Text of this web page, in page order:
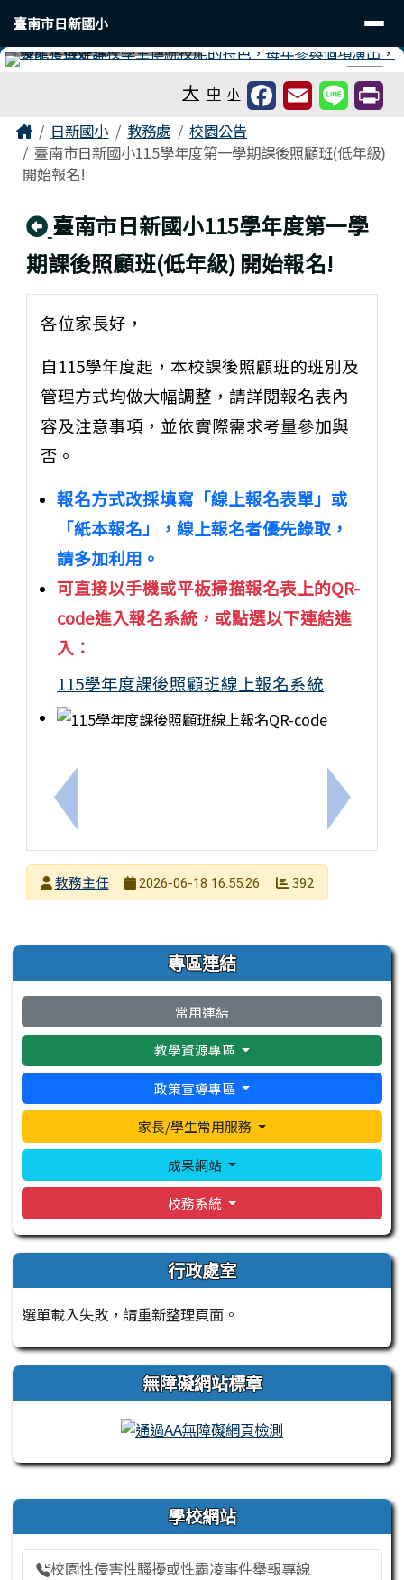
臺南市日新國小
導覽列
臺南市日新國小
⏸
大 中 小
主內容區域
Home日新國小 教務處
校園公告
臺南市日新國小115學年度第一學期課後照顧班(低年級)
開始報名!
回上頁
臺南市日新國小115學年度第一學
期課後照顧班(低年級) 開始報名!
上一筆：臺南市日新國小115學年度第一學期課後照
各位家長好，
自115學年度起，本校課後照顧班的班別及
管理方式均做大幅調整，請詳閱報名表內
容及注意事項，並依實際需求考量參加與
否。
報名方式改採填寫「線上報名表單」或
「紙本報名」，線上報名者優先錄取，
請多加利用。
可直接以手機或平板掃描報名表上的QR-
code進入報名系統，或點選以下連結進
入：
115學年度課後照顧班線上報名系統
下一筆：
發布者
教務主任
2026-06-18 16:55:26 392
左邊區域內容 專區連結
常用連結
教學資源專區
政策宣導專區
家長/學生常用服務
成果網站
校務系統
行政處室
選單載入失敗，請重新整理頁面。
無障礙網站標章
右邊區域內容 學校網站
校園性侵害性騷擾或性霸凌事件舉報專線
頁尾區域